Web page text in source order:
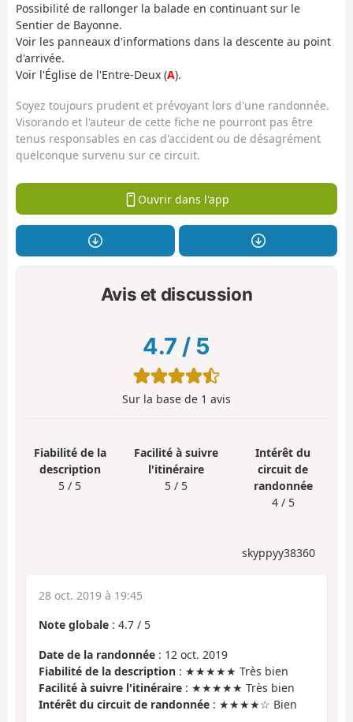
Possibilité de rallonger la balade en continuant sur le
Sentier de Bayonne.
Voir les panneaux d'informations dans la descente au point
d'arrivée.
Voir l'Église de l'Entre-Deux (A).
Soyez toujours prudent et prévoyant lors d'une randonnée.
Visorando et l'auteur de cette fiche ne pourront pas être
tenus responsables en cas d'accident ou de désagrément
quelconque survenu sur ce circuit.
Ouvrir dans l'app
Avis et discussion
4.7 / 5
Sur la base de 1 avis
Fiabilité de la
description
5 / 5
Facilité à suivre
l'itinéraire
5 / 5
Intérêt du
circuit de
randonnée
4 / 5
skyppyy38360
28 oct. 2019 à 19:45
Note globale : 4.7 / 5
Date de la randonnée : 12 oct. 2019
Fiabilité de la description : ★★★★★ Très bien
Facilité à suivre l'itinéraire : ★★★★★ Très bien
Intérêt du circuit de randonnée : ★★★★☆ Bien